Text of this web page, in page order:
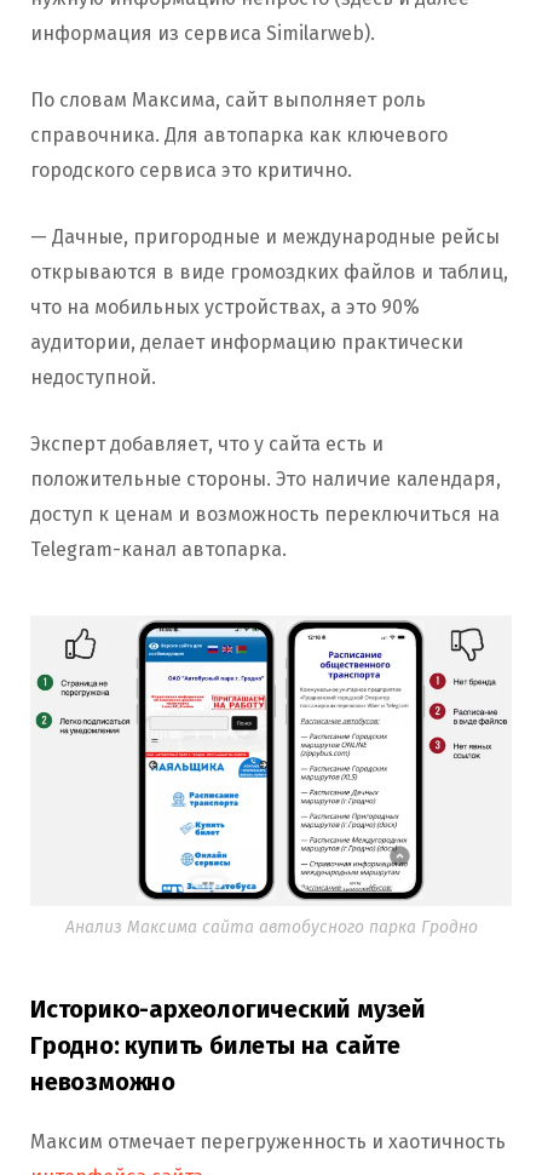
информация из сервиса Similarweb).
По словам Максима, сайт выполняет роль
справочника. Для автопарка как ключевого
городского сервиса это критично.
— Дачные, пригородные и международные рейсы
открываются в виде громоздких файлов и таблиц,
что на мобильных устройствах, а это 90%
аудитории, делает информацию практически
недоступной.
Эксперт добавляет, что у сайта есть и
положительные стороны. Это наличие календаря,
доступ к ценам и возможность переключиться на
Telegram-канал автопарка.
Анализ Максима сайта автобусного парка Гродно
Историко-археологический музей
Гродно: купить билеты на сайте
невозможно
Максим отмечает перегруженность и хаотичность